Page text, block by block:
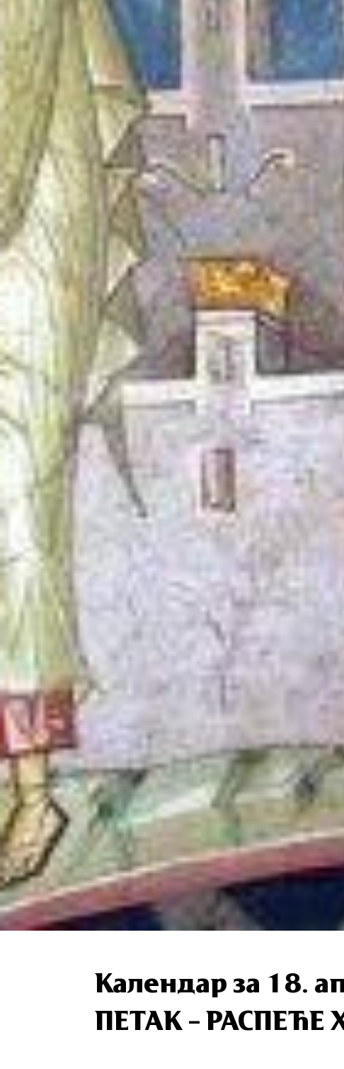
Календар за 18.
ПЕТАК – РАСПЕЋЕ